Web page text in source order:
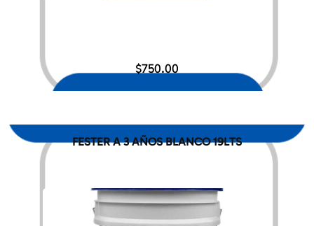
$750.00
FESTER A 3 AÑOS BLANCO 19LTS